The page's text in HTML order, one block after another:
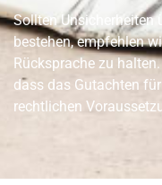
Sollten Unsicherheiten
bestehen, empfehlen
Rücksprache zu
dass das Gutachten
rechtlichen